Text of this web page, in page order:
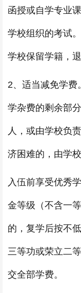
函授或自学专业
学校组织的考试
学校保留学籍，
2、适当减免学费
学杂费的剩余部
人，或由学校负
济困难的，由学
入伍前享受优秀
金等级（不含一
的，复学后按不
三等功或荣立二
交全部学费。